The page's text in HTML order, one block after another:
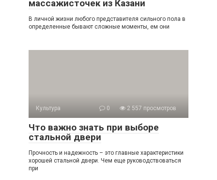
массажисточек из Казани
В личной жизни любого представителя сильного пола в
определенные бывают сложные моменты, ем они
Культура 0 2 557 просмотров
Что важно знать при выборе
стальной двери
Прочность и надежность – это главные характеристики
хорошей стальной двери. Чем еще руководствоваться
при